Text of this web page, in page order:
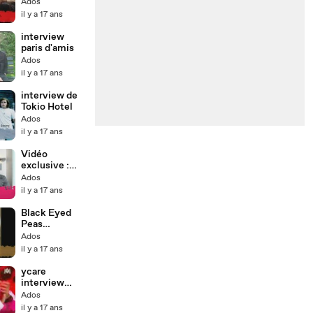
il y a 17 ans
interview
paris d'amis
Ados
il y a 17 ans
interview de
Tokio Hotel
Ados
il y a 17 ans
Vidéo
exclusive :
Best-of 2009
d'ados.fr !
Ados
il y a 17 ans
Black Eyed
Peas
interview
vidéo
Ados
il y a 17 ans
ycare
interview
vidéo
Ados
il y a 17 ans